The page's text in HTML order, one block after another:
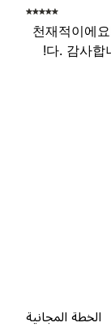
천재적
다. 감
المجانية